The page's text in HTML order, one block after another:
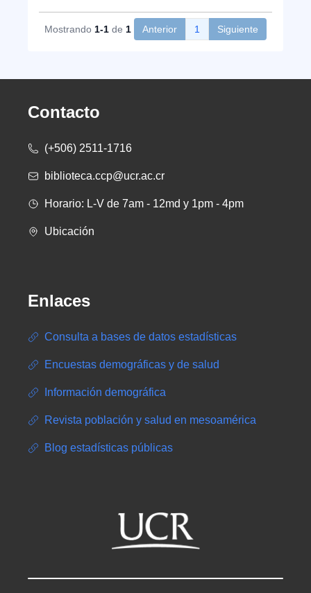
Mostrando 1-1 de 1 Anterior 1 Siguiente
Contacto
(+506) 2511-1716
biblioteca.ccp@ucr.ac.cr
Horario: L-V de 7am - 12md y 1pm - 4pm
Ubicación
Enlaces
Consulta a bases de datos estadísticas
Encuestas demográficas y de salud
Información demográfica
Revista población y salud en mesoamérica
Blog estadísticas públicas